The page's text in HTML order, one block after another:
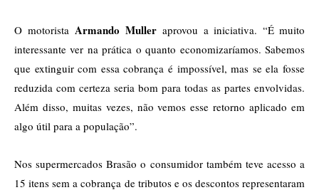
O motorista Armando Muller aprovou a iniciativa. “É muito
interessante ver na prática o quanto economizaríamos. Sabemos
que extinguir com essa cobrança é impossível, mas se ela fosse
reduzida com certeza seria bom para todas as partes envolvidas.
Além disso, muitas vezes, não vemos esse retorno aplicado em
algo útil para a população”.
Nos supermercados Brasão o consumidor também teve acesso a
15 itens sem a cobrança de tributos e os descontos representaram